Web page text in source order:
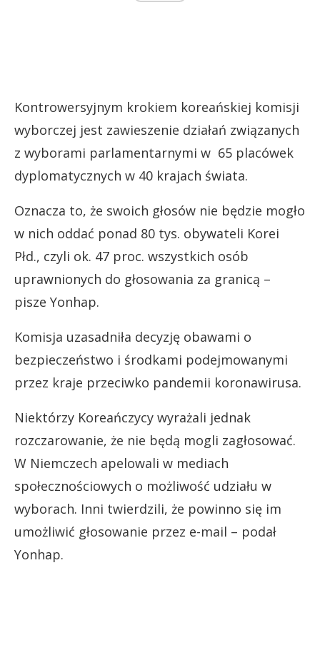
Kontrowersyjnym krokiem koreańskiej komisji
wyborczej jest zawieszenie działań związanych
z wyborami parlamentarnymi w 65 placówek
dyplomatycznych w 40 krajach świata.
Oznacza to, że swoich głosów nie będzie mogło
w nich oddać ponad 80 tys. obywateli Korei
Płd., czyli ok. 47 proc. wszystkich osób
uprawnionych do głosowania za granicą –
pisze Yonhap.
Komisja uzasadniła decyzję obawami o
bezpieczeństwo i środkami podejmowanymi
przez kraje przeciwko pandemii koronawirusa.
Niektórzy Koreańczycy wyrażali jednak
rozczarowanie, że nie będą mogli zagłosować.
W Niemczech apelowali w mediach
społecznościowych o możliwość udziału w
wyborach. Inni twierdzili, że powinno się im
umożliwić głosowanie przez e-mail – podał
Yonhap.